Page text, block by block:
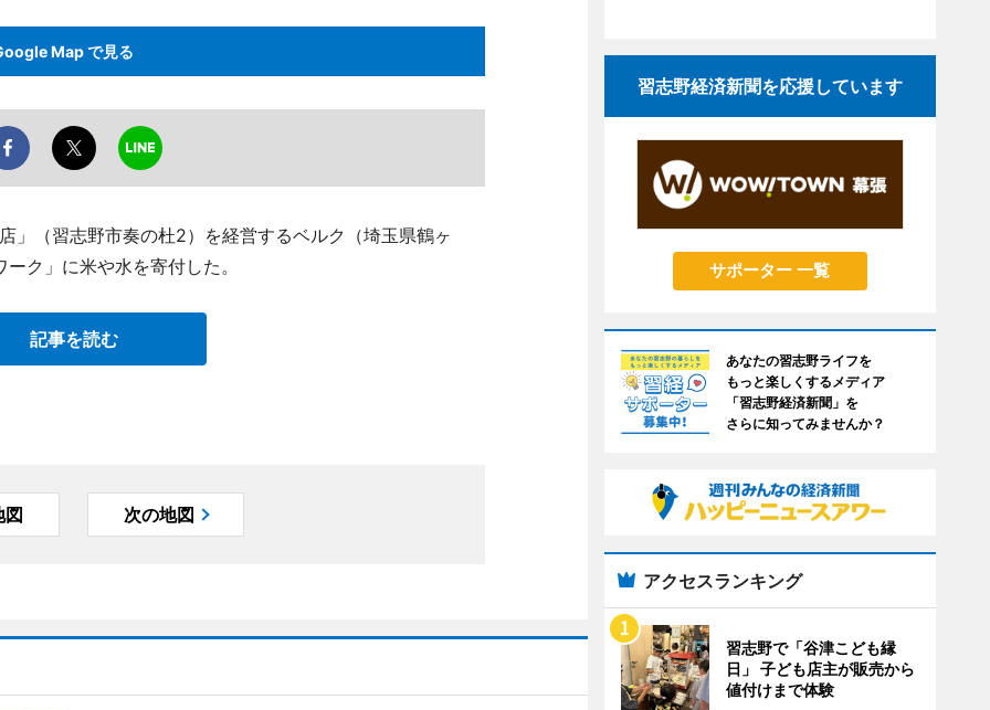
Map で見る
」（習志野市奏の杜2）を経営するベルク（埼玉県鶴ヶ
ク」に米や水を寄付した。
記事を読む
図 次の地図
習志野経済新聞を応援しています
サポーター 一覧
あなたの習志野ライフを
もっと楽しくするメディア
「習志野経済新聞」を
さらに知ってみませんか？
アクセスランキング
習志野で「谷津こども縁
日」 子ども店主が販売から
値付けまで体験